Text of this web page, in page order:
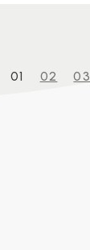
01 02 03